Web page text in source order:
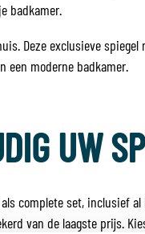
badkamer.
Deze exclusieve
een moderne badkamer.
UW
complete set, inclusief
van de laagste prijs.